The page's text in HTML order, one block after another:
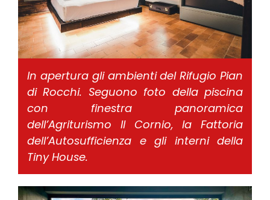
In apertura gli ambienti del Rifugio Pian
di Rocchi. Seguono foto della piscina
con finestra panoramica
dell’Agriturismo Il Cornio, la Fattoria
dell’Autosufficienza e gli interni della
Tiny House.